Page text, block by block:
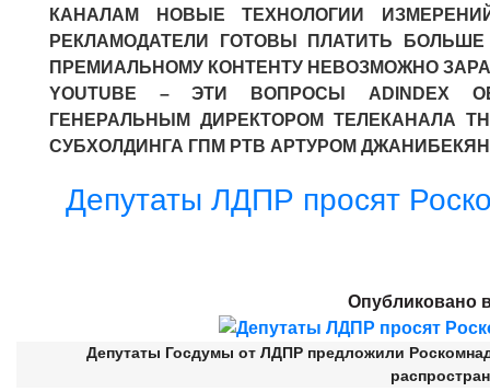
КАНАЛАМ НОВЫЕ ТЕХНОЛОГИИ
РЕКЛАМОДАТЕЛИ ГОТОВЫ ПЛАТИТЬ
ПРЕМИАЛЬНОМУ КОНТЕНТУ НЕВОЗМОЖНО
YOUTUBE – ЭТИ ВОПРОСЫ ADINDEX
ГЕНЕРАЛЬНЫМ ДИРЕКТОРОМ ТЕЛЕКАНАЛА
СУБХОЛДИНГА ГПМ РТВ АРТУРОМ
Депутаты ЛДПР просят
Опубликовано
Депутаты Госдумы от ЛДПР предложили